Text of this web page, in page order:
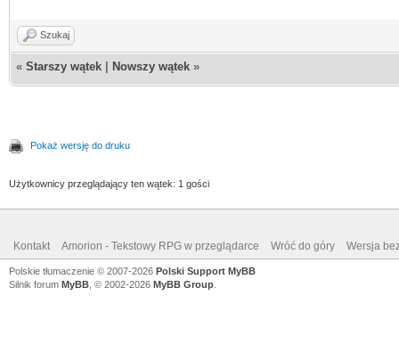
Szukaj
« Starszy wątek Nowszy wątek »
Pokaż wersję do druku
Użytkownicy przeglądający ten wątek: 1 gości
Kontakt Amorion - Tekstowy RPG w przeglądarce Wróć do góry Wersja
Polskie tłumaczenie © 2007-2026 Polski Support MyBB
Silnik forum MyBB , © 2002-2026 MyBB Group